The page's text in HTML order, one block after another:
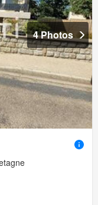
4 Photos